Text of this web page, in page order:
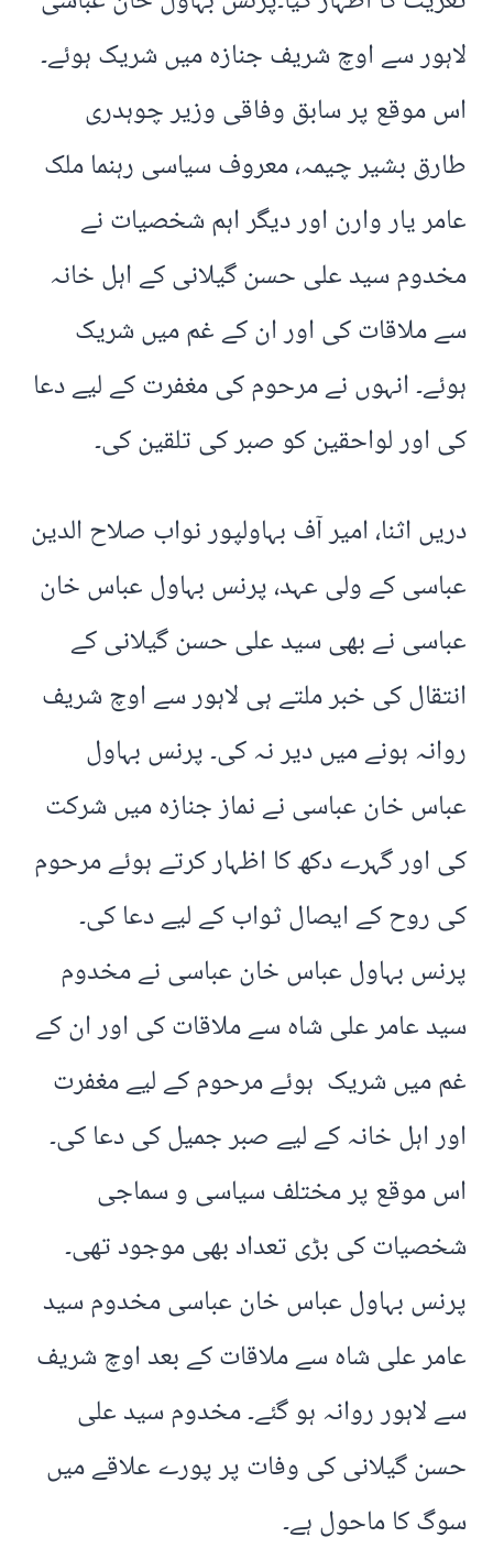
لاہور سے اوچ شریف جنازہ میں شریک ہوئے۔
اس موقع پر سابق وفاقی وزیر چوہدری
طارق بشیر چیمہ، معروف سیاسی رہنما ملک
عامر یار وارن اور دیگر اہم شخصیات نے
مخدوم سید علی حسن گیلانی کے اہل خانہ
سے ملاقات کی اور ان کے غم میں شریک
ہوئے۔ انہوں نے مرحوم کی مغفرت کے لیے دعا
کی اور لواحقین کو صبر کی تلقین کی۔
دریں اثنا، امیر آف بہاولپور نواب صلاح الدین
عباسی کے ولی عہد، پرنس بہاول عباس خان
عباسی نے بھی سید علی حسن گیلانی کے
انتقال کی خبر ملتے ہی لاہور سے اوچ شریف
روانہ ہونے میں دیر نہ کی۔ پرنس بہاول
عباس خان عباسی نے نماز جنازہ میں شرکت
کی اور گہرے دکھ کا اظہار کرتے ہوئے مرحوم
کی روح کے ایصال ثواب کے لیے دعا کی۔
پرنس بہاول عباس خان عباسی نے مخدوم
سید عامر علی شاہ سے ملاقات کی اور ان کے
غم میں شریک ہوئے مرحوم کے لیے مغفرت
اور اہل خانہ کے لیے صبر جمیل کی دعا کی۔
اس موقع پر مختلف سیاسی و سماجی
شخصیات کی بڑی تعداد بھی موجود تھی۔
پرنس بہاول عباس خان عباسی مخدوم سید
عامر علی شاہ سے ملاقات کے بعد اوچ شریف
سے لاہور روانہ ہو گئے۔ مخدوم سید علی
حسن گیلانی کی وفات پر پورے علاقے میں
سوگ کا ماحول ہے۔